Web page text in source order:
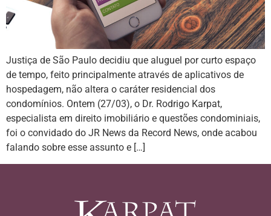
Justiça de São Paulo decidiu que aluguel por curto espaço
de tempo, feito principalmente através de aplicativos de
hospedagem, não altera o caráter residencial dos
condomínios. Ontem (27/03), o Dr. Rodrigo Karpat,
especialista em direito imobiliário e questões condominiais,
foi o convidado do JR News da Record News, onde acabou
falando sobre esse assunto e […]